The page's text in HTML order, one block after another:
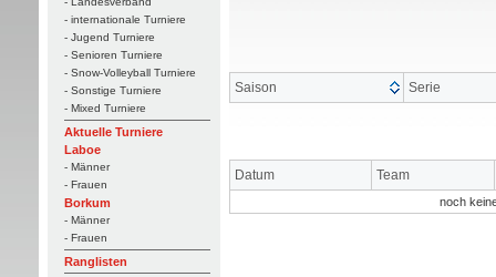
- internationale Turniere
- Jugend Turniere
- Senioren Turniere
- Snow-Volleyball Turniere
- Sonstige Turniere
- Mixed Turniere
Aktuelle Turniere
Laboe
- Männer
- Frauen
Borkum
- Männer
- Frauen
Ranglisten
Saison Serie
Datum Team
noch